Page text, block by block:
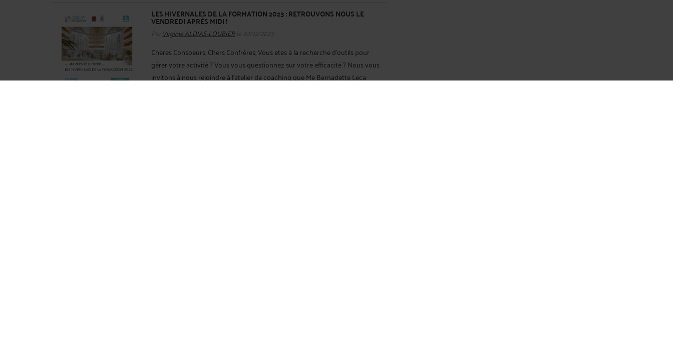
LES HIVERNALES DE LA FORMATION 2023 : RETROUVONS NOUS LE
VENDREDI APRÈS MIDI !
Par Virginie ALDIAS-LOUBIERle 07/12/2023
Chères Consoeurs, Chers Confrères, Vous etes à la recherche d'outils pour
gérer votre activité ? Vous vous questionnez sur votre efficacité ? Nous vous
invitons à nous rejoindre à l'atelier de coaching que Me Bernadette Leca